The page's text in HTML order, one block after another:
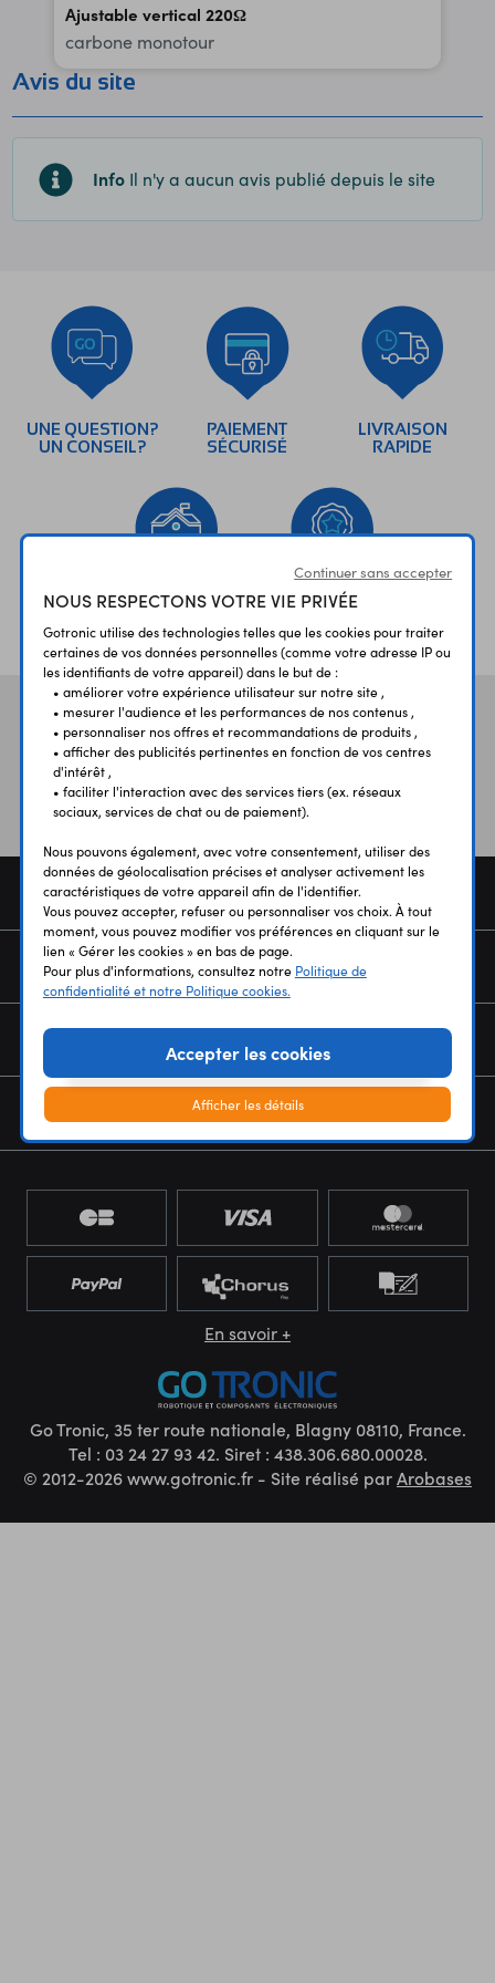
Ajustable vertical 220Ω
carbone monotour
Avis du site
Info Il n'y a aucun avis publié depuis le site
UNE QUESTION?
UN CONSEIL?
PAIEMENT
SÉCURISÉ
LIVRAISON
RAPIDE
ÉTABLISSEMENTS
SCOLAIRES
PLUS 30 ANS
D’EXPERIENCE
Vos aviset témoignages
COMMANDE
SERVICES
NEWSLETTER
En savoir +
Go Tronic, 35 ter route nationale, Blagny 08110, France.
Tel : 03 24 27 93 42. Siret : 438.306.680.00028.
© 2012-2026 www.gotronic.fr - Site réalisé parArobases
Continuer sans accepter
NOUS RESPECTONS VOTRE VIE PRIVÉE
Gotronic utilise des technologies telles que les cookies pour traiter
certaines de vos données personnelles (comme votre adresse IP ou
les identifiants de votre appareil) dans le but de :
• améliorer votre expérience utilisateur sur notre site ,
• mesurer l'audience et les performances de nos contenus ,
• personnaliser nos offres et recommandations de produits ,
• afficher des publicités pertinentes en fonction de vos centres
d'intérêt ,
• faciliter l'interaction avec des services tiers (ex. réseaux
sociaux, services de chat ou de paiement).
Nous pouvons également, avec votre consentement, utiliser des
données de géolocalisation précises et analyser activement les
caractéristiques de votre appareil afin de l'identifier.
Vous pouvez accepter, refuser ou personnaliser vos choix. À tout
moment, vous pouvez modifier vos préférences en cliquant sur le
lien « Gérer les cookies » en bas de page.
Pour plus d'informations, consultez notre Politique de
confidentialité et notre Politique cookies.
Accepter les cookies
Afficher les détails